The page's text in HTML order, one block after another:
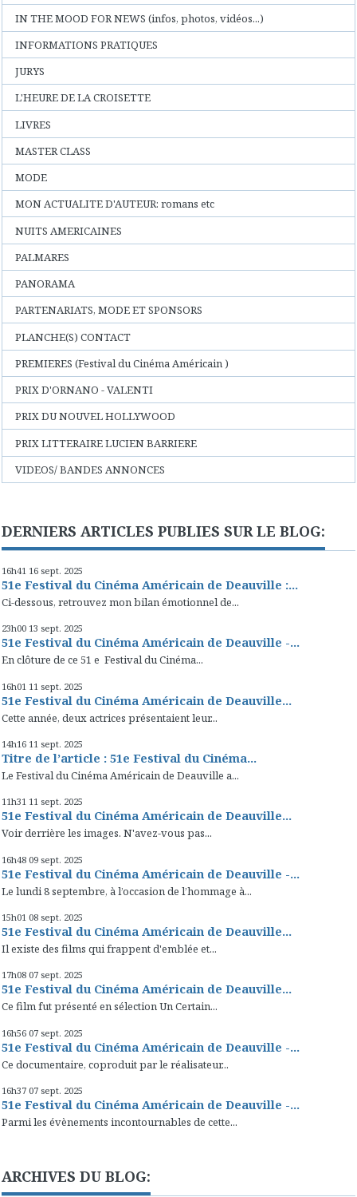
IN THE MOOD FOR NEWS (infos, photos, vidéos...)
INFORMATIONS PRATIQUES
JURYS
L'HEURE DE LA CROISETTE
LIVRES
MASTER CLASS
MODE
MON ACTUALITE D'AUTEUR: romans etc
NUITS AMERICAINES
PALMARES
PANORAMA
PARTENARIATS, MODE ET SPONSORS
PLANCHE(S) CONTACT
PREMIERES (Festival du Cinéma Américain )
PRIX D'ORNANO - VALENTI
PRIX DU NOUVEL HOLLYWOOD
PRIX LITTERAIRE LUCIEN BARRIERE
VIDEOS/ BANDES ANNONCES
DERNIERS ARTICLES PUBLIES SUR LE BLOG:
16h41 16 sept. 2025
51e Festival du Cinéma Américain de Deauville :...
Ci-dessous, retrouvez mon bilan émotionnel de...
23h00 13 sept. 2025
51e Festival du Cinéma Américain de Deauville -...
En clôture de ce 51 e Festival du Cinéma...
16h01 11 sept. 2025
51e Festival du Cinéma Américain de Deauville...
Cette année, deux actrices présentaient leur...
14h16 11 sept. 2025
Titre de l’article : 51e Festival du Cinéma...
Le Festival du Cinéma Américain de Deauville a...
11h31 11 sept. 2025
51e Festival du Cinéma Américain de Deauville...
Voir derrière les images. N'avez-vous pas...
16h48 09 sept. 2025
51e Festival du Cinéma Américain de Deauville -...
Le lundi 8 septembre, à l’occasion de l’hommage à...
15h01 08 sept. 2025
51e Festival du Cinéma Américain de Deauville...
Il existe des films qui frappent d'emblée et...
17h08 07 sept. 2025
51e Festival du Cinéma Américain de Deauville...
Ce film fut présenté en sélection Un Certain...
16h56 07 sept. 2025
51e Festival du Cinéma Américain de Deauville -...
Ce documentaire, coproduit par le réalisateur...
16h37 07 sept. 2025
51e Festival du Cinéma Américain de Deauville -...
Parmi les évènements incontournables de cette...
ARCHIVES DU BLOG: